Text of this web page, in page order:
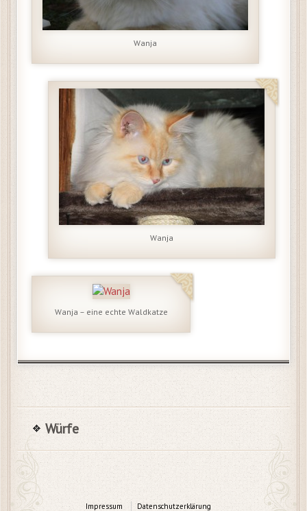
Wanja
Wanja
Wanja – eine echte Waldkatze
Würfe
Impressum Datenschutzerklärung